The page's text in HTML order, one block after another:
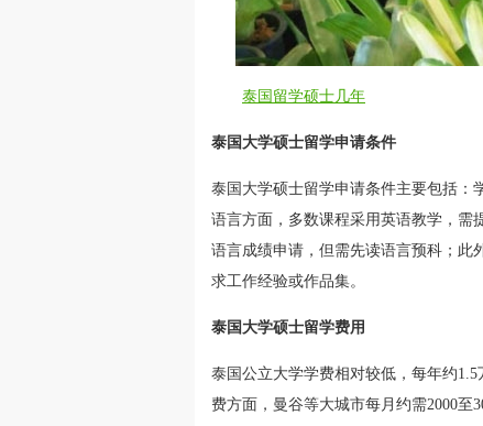
泰国留学硕士几年
泰国大学硕士留学申请条件
泰国大学硕士留学申请条件主要包括：
语言方面，多数课程采用英语教学，需
语言成绩申请，但需先读语言预科；此
求工作经验或作品集。
泰国大学硕士留学费用
泰国公立大学学费相对较低，每年约
费方面，曼谷等大城市每月约需2000